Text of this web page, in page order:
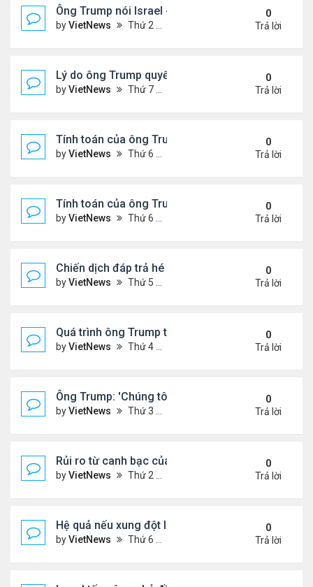
Ông Trump nói Israel - Iran đạt thỏa thuận ngừng
byVietNews Thứ 2 Tháng 6 23, 2025 5:45 pm
0
Trả lời
Lý do ông Trump quyết định không kích Iran
byVietNews Thứ 7 Tháng 6 21, 2025 11:14 pm
0
Trả lời
Tính toán của ông Trump khi lùi quyết định can
byVietNews Thứ 6 Tháng 6 20, 2025 2:44 pm
0
Trả lời
Tính toán của ông Trump khi lùi quyết định can
byVietNews Thứ 6 Tháng 6 20, 2025 2:43 pm
0
Trả lời
Chiến dịch đáp trả hé lộ năng lực tên lửa thực sự
byVietNews Thứ 5 Tháng 6 19, 2025 4:25 pm
0
Trả lời
Quá trình ông Trump thay đổi lập trường về xung
byVietNews Thứ 4 Tháng 6 18, 2025 2:22 pm
0
Trả lời
Ông Trump: 'Chúng tôi đã kiểm soát hoàn toàn
byVietNews Thứ 3 Tháng 6 17, 2025 5:52 pm
0
Trả lời
Rủi ro từ canh bạc của Thủ tướng Israel khi tấn
byVietNews Thứ 2 Tháng 6 16, 2025 4:45 pm
0
Trả lời
Hệ quả nếu xung đột Israel - Iran lan rộng
byVietNews Thứ 6 Tháng 6 13, 2025 5:24 pm
0
Trả lời